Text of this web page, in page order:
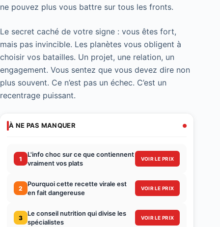
ne pouvez plus vous battre sur tous les fronts.
Le secret caché de votre signe : vous êtes fort,
mais pas invincible. Les planètes vous obligent à
choisir vos batailles. Un projet, une relation, un
engagement. Vous sentez que vous devez dire non
plus souvent. Ce n’est pas un échec. C’est un
recentrage puissant.
À NE PAS MANQUER
1
L'info choc sur ce que contiennent
vraiment vos plats
VOIR LE PRIX
2
Pourquoi cette recette virale est
en fait dangereuse
VOIR LE PRIX
3
Le conseil nutrition qui divise les
spécialistes
VOIR LE PRIX